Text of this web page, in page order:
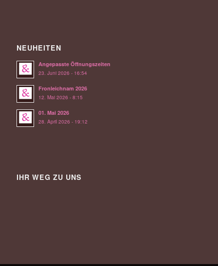
NEUHEITEN
Angepasste Öffnungszeiten
23. Juni 2026 - 16:54
Fronleichnam 2026
12. Mai 2026 - 8:15
01. Mai 2026
28. April 2026 - 19:12
IHR WEG ZU UNS